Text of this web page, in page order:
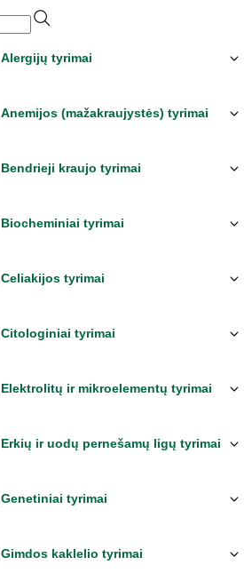
Alergijų tyrimai
Anemijos (mažakraujystės) tyrimai
Bendrieji kraujo tyrimai
Biocheminiai tyrimai
Celiakijos tyrimai
Citologiniai tyrimai
Elektrolitų ir mikroelementų tyrimai
Erkių ir uodų pernešamų ligų tyrimai
Genetiniai tyrimai
Gimdos kaklelio tyrimai